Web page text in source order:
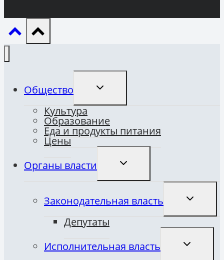
Общество
ПЕРЕКЛЮЧИТЬ
ДОЧЕРНЕЕ
Культура
Образование
Еда и продукты питания
Цены
Органы власти
ПЕРЕКЛЮЧИТЬ
ДОЧЕРНЕЕ
Законодательная власть
Депутаты
Исполнительная власть